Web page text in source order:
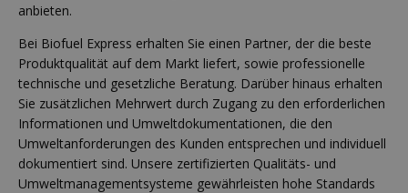
anbieten.
Bei Biofuel Express erhalten Sie einen Partner, der die beste
Produktqualität auf dem Markt liefert, sowie professionelle
technische und gesetzliche Beratung. Darüber hinaus erhalten
Sie zusätzlichen Mehrwert durch Zugang zu den erforderlichen
Informationen und Umweltdokumentationen, die den
Umweltanforderungen des Kunden entsprechen und individuell
dokumentiert sind. Unsere zertifizierten Qualitäts- und
Umweltmanagementsysteme gewährleisten hohe Standards